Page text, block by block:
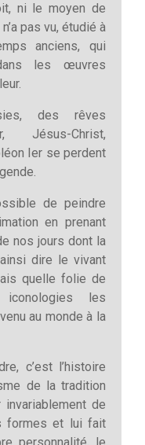
ni le moyen de
pas vu, étudié à
anciens, qui
les œuvres
des rêves
Jésus-Christ,
Ier se perdent
de peindre
en prenant
nos jours dont la
dire le vivant
quelle folie de
les
au monde à la
c’est l’histoire
de la tradition
de
formes et lui fait